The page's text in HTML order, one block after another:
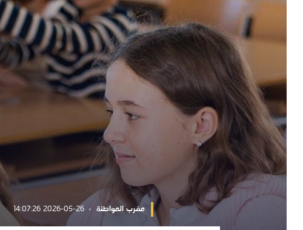
مغرب المواطنة 2026-05-26 14:07:26